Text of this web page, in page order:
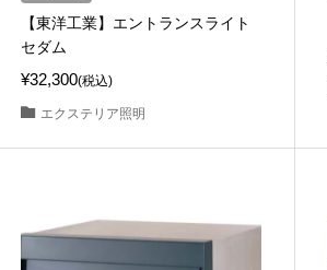
【東洋工業】エントランスライト
セダム
¥32,300(税込)
エクステリア照明